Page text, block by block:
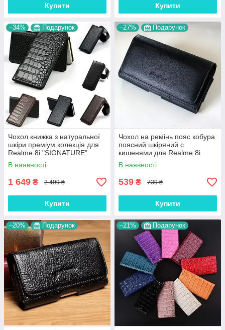
Купити Купити
–34% Подарунок
Чохол книжка з натуральної
шкіри преміум колекція для
Realme 8i "SIGNATURE"
В наявності
1 649 ₴ 2 499 ₴
Купити
–27% Подарунок
Чохол на ремінь пояс кобура
поясний шкіряний c
кишенями для Realme 8i
"RAMOS"
В наявності
539 ₴ 739 ₴
Купити
–20% Подарунок –21% Подарунок